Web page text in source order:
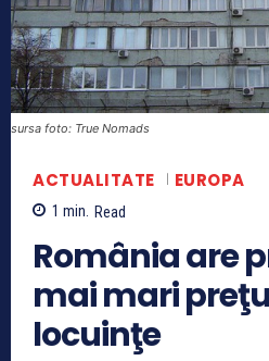
sursa foto: True Nomads
ACTUALITATE EUROPA
1 min. Read
România are
mai mari
locuinţe